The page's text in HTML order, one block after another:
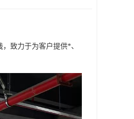
致力于为客户提供*、